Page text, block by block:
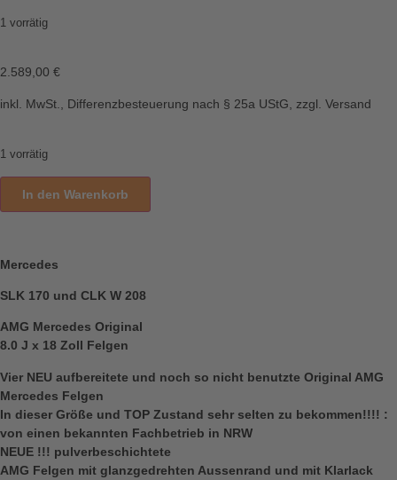
1 vorrätig
2.589,00 €
inkl. MwSt., Differenzbesteuerung nach § 25a UStG, zzgl. Versand
1 vorrätig
In den Warenkorb
Mercedes
SLK 170 und CLK W 208
AMG Mercedes Original
8.0 J x 18 Zoll Felgen
Vier NEU aufbereitete und noch so nicht benutzte Original AMG
Mercedes Felgen
In dieser Größe und TOP Zustand sehr selten zu bekommen!!!! :
von einen bekannten Fachbetrieb in NRW
NEUE !!! pulverbeschichtete
AMG Felgen mit glanzgedrehten Aussenrand und mit Klarlack